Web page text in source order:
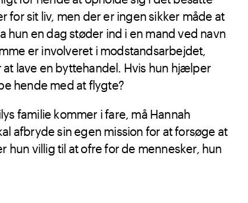
for sit liv, men der er ingen sikker måde at
hun en dag støder ind i en mand ved navn
er involveret i modstandsarbejdet,
lave en byttehandel. Hvis hun hjælper
hende med at flygte?
familie kommer i fare, må Hannah
afbryde sin egen mission for at forsøge at
hun villig til at ofre for de mennesker, hun